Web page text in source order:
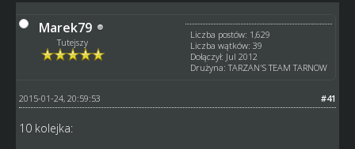
Marek79
Tutejszy
Liczba postów: 1,629
Liczba wątków: 39
Dołączył: Jul 2012
Drużyna: TARZAN'S TEAM TARNOW
#41
2015-01-24, 20:59:53
10 kolejka: